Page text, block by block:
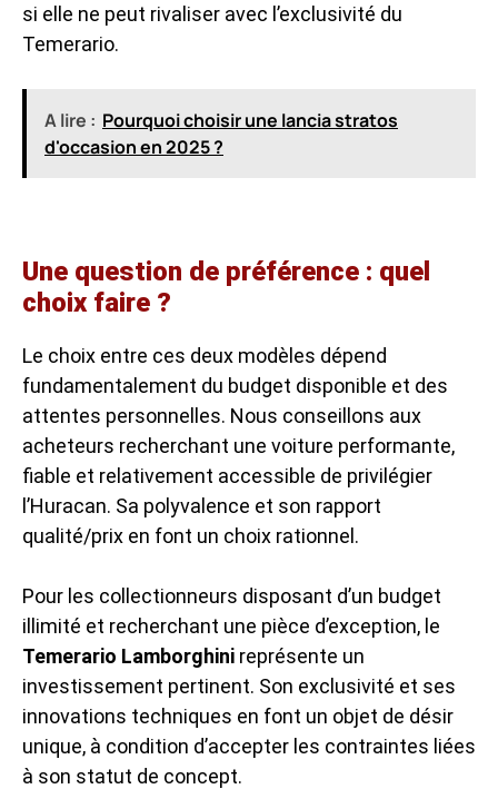
si elle ne peut rivaliser avec l’exclusivité du
Temerario.
A lire : Pourquoi choisir une lancia stratos
d'occasion en 2025 ?
Une question de préférence : quel
choix faire ?
Le choix entre ces deux modèles dépend
fundamentalement du budget disponible et des
attentes personnelles. Nous conseillons aux
acheteurs recherchant une voiture performante,
fiable et relativement accessible de privilégier
l’Huracan. Sa polyvalence et son rapport
qualité/prix en font un choix rationnel.
Pour les collectionneurs disposant d’un budget
illimité et recherchant une pièce d’exception, le
Temerario Lamborghini représente un
investissement pertinent. Son exclusivité et ses
innovations techniques en font un objet de désir
unique, à condition d’accepter les contraintes liées
à son statut de concept.